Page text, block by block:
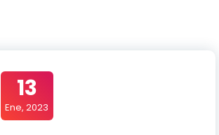
13
Ene, 2023